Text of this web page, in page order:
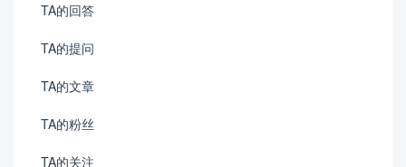
TA的回答
TA的提问
TA的文章
TA的粉丝
TA的关注